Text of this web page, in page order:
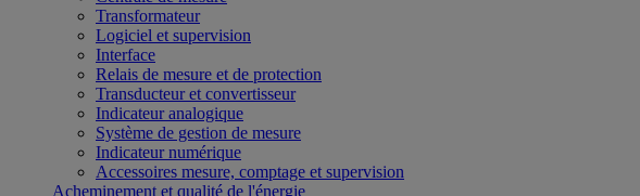
Transformateur
Logiciel et supervision
Interface
Relais de mesure et de protection
Transducteur et convertisseur
Indicateur analogique
Système de gestion de mesure
Indicateur numérique
Accessoires mesure, comptage et supervision
Acheminement et qualité de l'énergie